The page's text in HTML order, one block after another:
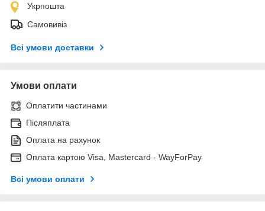
Укрпошта
Самовивіз
Всі умови доставки
Умови оплати
Оплатити частинами
Післяплата
Оплата на рахунок
Оплата картою Visa, Mastercard - WayForPay
Всі умови оплати